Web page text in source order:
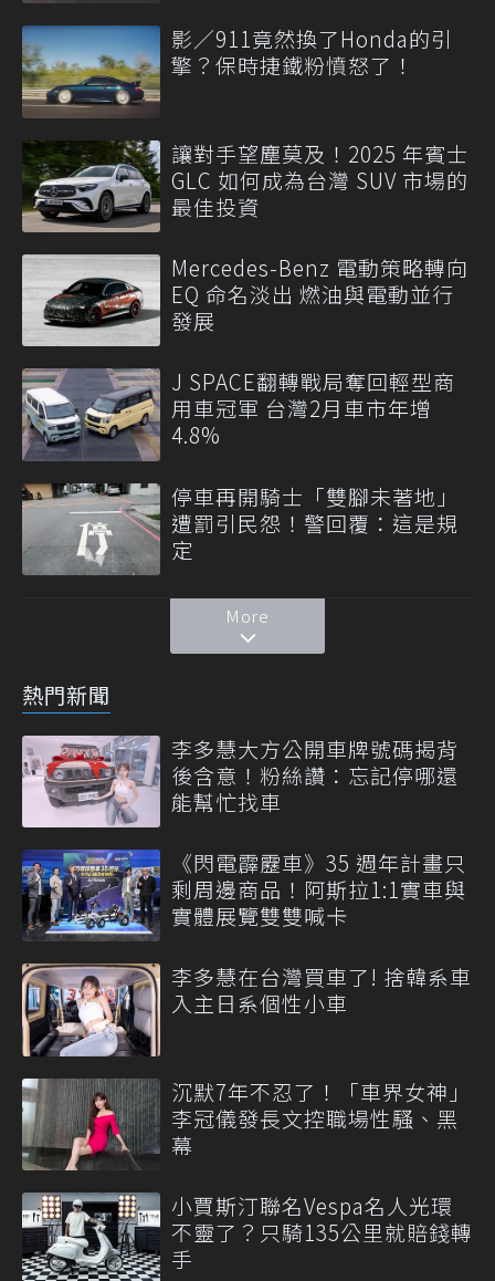
影／911竟然換了Honda的引
擎？保時捷鐵粉憤怒了！
讓對手望塵莫及！2025 年賓士
GLC 如何成為台灣 SUV 市場的
最佳投資
Mercedes-Benz 電動策略轉向
EQ 命名淡出 燃油與電動並行
發展
J SPACE翻轉戰局奪回輕型商
用車冠軍 台灣2月車市年增
4.8%
停車再開騎士「雙腳未著地」
遭罰引民怨！警回覆：這是規
定
More
熱門新聞
李多慧大方公開車牌號碼揭背
後含意！粉絲讚：忘記停哪還
能幫忙找車
《閃電霹靂車》35 週年計畫只
剩周邊商品！阿斯拉1:1實車與
實體展覽雙雙喊卡
李多慧在台灣買車了! 捨韓系車
入主日系個性小車
沉默7年不忍了！「車界女神」
李冠儀發長文控職場性騷、黑
幕
小賈斯汀聯名Vespa名人光環
不靈了？只騎135公里就賠錢轉
手